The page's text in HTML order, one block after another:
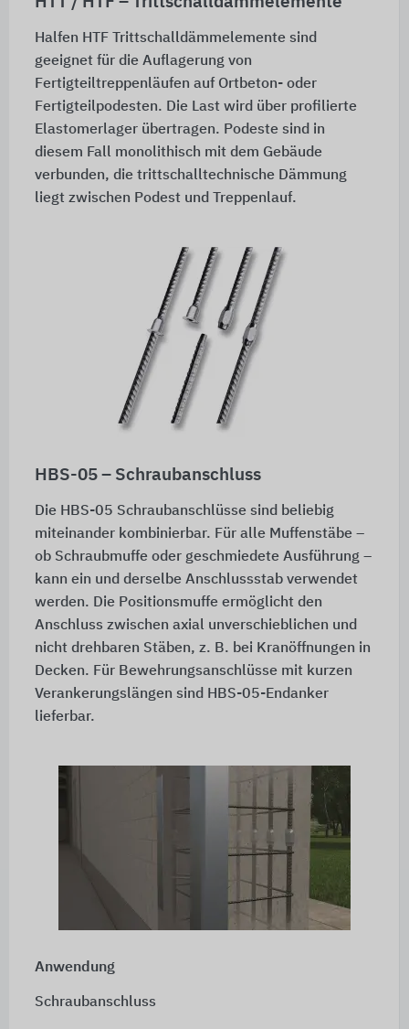
Halfen HTF Trittschalldämmelemente sind
geeignet für die Auflagerung von
Fertigteiltreppenläufen auf Ortbeton- oder
Fertigteilpodesten. Die Last wird über profilierte
Elastomerlager übertragen. Podeste sind in
diesem Fall monolithisch mit dem Gebäude
verbunden, die trittschalltechnische Dämmung
liegt zwischen Podest und Treppenlauf.
HBS-05 – Schraubanschluss
Die HBS-05 Schraubanschlüsse sind beliebig
miteinander kombinierbar. Für alle Muffenstäbe –
ob Schraubmuffe oder geschmiedete Ausführung –
kann ein und derselbe Anschlussstab verwendet
werden. Die Positionsmuffe ermöglicht den
Anschluss zwischen axial unverschieblichen und
nicht drehbaren Stäben, z. B. bei Kranöffnungen in
Decken. Für Bewehrungsanschlüsse mit kurzen
Verankerungslängen sind HBS-05-Endanker
lieferbar.
Anwendung
Schraubanschluss